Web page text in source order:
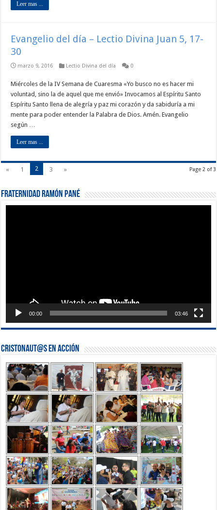
Leer mas ...
Evangelio del día – Lectio Divina Juan 5, 17-
30
marzo 9, 2016 Lectio Divina del día 0
Miércoles de la IV Semana de Cuaresma «Yo busco no es hacer mi
voluntad, sino la de aquel que me envió» Invocamos al Espíritu Santo
Espíritu Santo llena de alegría y paz mi corazón y da sabiduría a mi
mente para poder entender la Palabra de Dios. Amén. Evangelio
según …
Leer mas ...
Page 2 of 3
« 1 2 3 »
Fraternidad Ramón Pané
00:00 03:46
Cristonaut@s en Acción